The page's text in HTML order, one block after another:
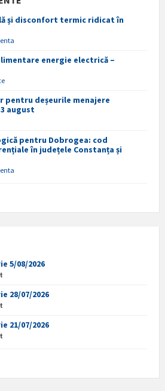
și disconfort termic ridicat în
energie electrică –
pentru deșeurile menajere
august
pentru Dobrogea: cod
în județele Constanța și
5/08/2026
28/07/2026
21/07/2026